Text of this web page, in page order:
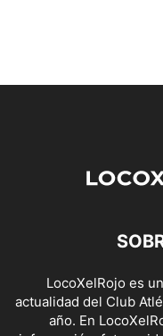
LocoXelRojo es
actualidad del Club
año. En